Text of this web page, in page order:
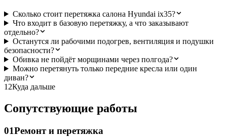
Сколько стоит перетяжка салона Hyundai ix35?
Что входит в базовую перетяжку, а что заказывают
отдельно?
Останутся ли рабочими подогрев, вентиляция и подушки
безопасности?
Обивка не пойдёт морщинами через полгода?
Можно перетянуть только передние кресла или один
диван?
12Куда дальше
Сопутствующие работы
01Ремонт и перетяжка